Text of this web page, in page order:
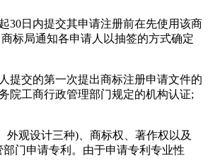
30日内提交其申请注册前在先使用该商
标局通知各申请人以抽签的方式确定
提交的第一次提出商标注册申请文件的
院工商行政管理部门规定的机构认证;
观设计三种)、商标权、著作权以及
门申请专利。由于申请专利专业性